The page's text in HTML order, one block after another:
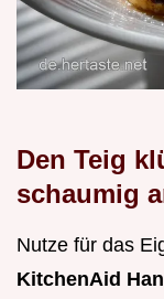
Den Teig
schaumig
Nutze für das
KitchenAid